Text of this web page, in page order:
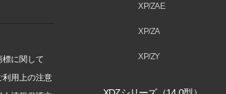
標に関して
利用上の注意
XP/ZAE
XP/ZA
XP/ZY